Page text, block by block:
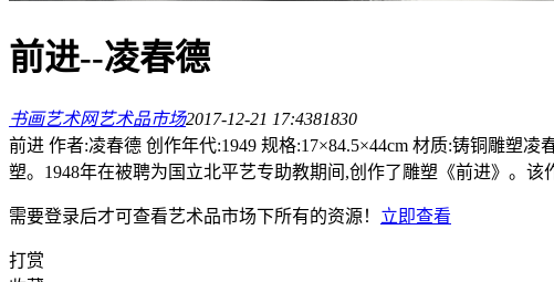
前进--凌春德
书画艺术网艺术品市场2017-12-21 17:4381830
前进 作者:凌春德 创作年代:1949 规格:17×84.5×44cm 材质:铸铜雕塑
塑。1948年在被聘为国立北平艺专助教期间,创作了雕塑《前进》。
需要登录后才可查看艺术品市场下所有的资源！ 立即查看
打赏